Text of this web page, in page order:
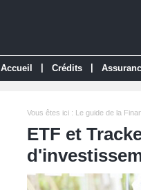
Accueil Crédits
Vous êtes ici : Le guide de la
ETF et